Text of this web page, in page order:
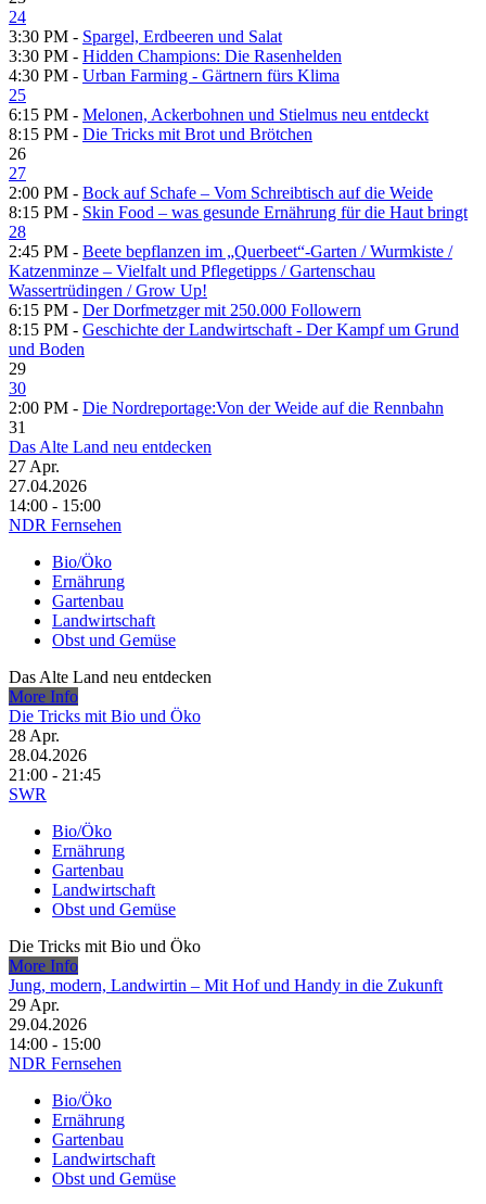
24
3:30 PM - Spargel, Erdbeeren und Salat
3:30 PM - Hidden Champions: Die Rasenhelden
4:30 PM - Urban Farming - Gärtnern fürs Klima
25
6:15 PM - Melonen, Ackerbohnen und Stielmus neu entdeckt
8:15 PM - Die Tricks mit Brot und Brötchen
26
27
2:00 PM - Bock auf Schafe – Vom Schreibtisch auf die Weide
8:15 PM - Skin Food – was gesunde Ernährung für die Haut bringt
28
2:45 PM - Beete bepflanzen im „Querbeet“-Garten /​ Wurmkiste /​
Katzenminze – Vielfalt und Pflegetipps /​ Gartenschau
Wassertrüdingen /​ Grow Up!
6:15 PM - Der Dorfmetzger mit 250.000 Followern
8:15 PM - Geschichte der Landwirtschaft - Der Kampf um Grund
und Boden
29
30
2:00 PM - Die Nordreportage:Von der Weide auf die Rennbahn
31
Das Alte Land neu entdecken
27 Apr.
27.04.2026
14:00 - 15:00
NDR Fernsehen
Bio/Öko
Ernährung
Gartenbau
Landwirtschaft
Obst und Gemüse
Das Alte Land neu entdecken
More Info
Die Tricks mit Bio und Öko
28 Apr.
28.04.2026
21:00 - 21:45
SWR
Bio/Öko
Ernährung
Gartenbau
Landwirtschaft
Obst und Gemüse
Die Tricks mit Bio und Öko
More Info
Jung, modern, Landwirtin – Mit Hof und Handy in die Zukunft
29 Apr.
29.04.2026
14:00 - 15:00
NDR Fernsehen
Bio/Öko
Ernährung
Gartenbau
Landwirtschaft
Obst und Gemüse